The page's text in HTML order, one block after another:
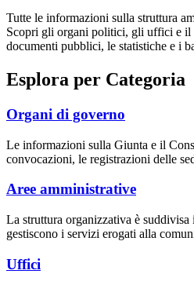
Tutte le informazioni sulla struttura
Scopri gli organi politici, gli uffici e il
documenti pubblici, le statistiche e i
Esplora per Categoria
Organi di governo
Le informazioni sulla Giunta e il
convocazioni, le registrazioni delle
Aree amministrative
La struttura organizzativa è suddivisa
gestiscono i servizi erogati alla
Uffici